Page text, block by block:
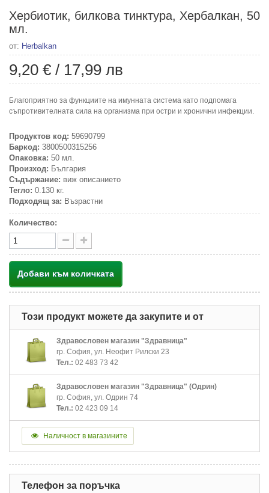
Хербиотик, билкова тинктура, Хербалкан, 50
мл.
от: Herbalkan
9,20 € / 17,99 лв
Благоприятно за функциите на имунната система като подпомага
съпротивителната сила на организма при остри и хронични инфекции.
Продуктов код: 59690799
Баркод: 3800500315256
Опаковка: 50 мл.
Произход: България
Съдържание: виж описанието
Тегло: 0.130 кг.
Подходящ за: Възрастни
Количество:
Добави към количката
Този продукт можете да закупите и от
Здравословен магазин "Здравница"
гр. София, ул. Неофит Рилски 23
Тел.: 02 483 73 42
Здравословен магазин "Здравница" (Одрин)
гр. София, ул. Одрин 74
Тел.: 02 423 09 14
Наличност в магазините
Телефон за поръчка